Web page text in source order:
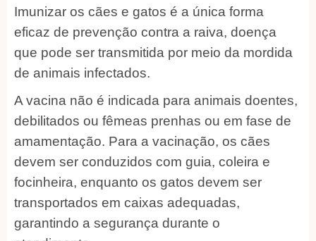
Imunizar os cães e gatos é a única forma
eficaz de prevenção contra a raiva, doença
que pode ser transmitida por meio da mordida
de animais infectados.
A vacina não é indicada para animais doentes,
debilitados ou fêmeas prenhas ou em fase de
amamentação. Para a vacinação, os cães
devem ser conduzidos com guia, coleira e
focinheira, enquanto os gatos devem ser
transportados em caixas adequadas,
garantindo a segurança durante o